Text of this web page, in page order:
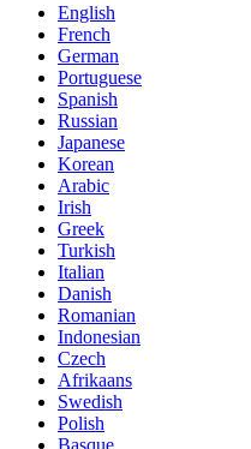
English
French
German
Portuguese
Spanish
Russian
Japanese
Korean
Arabic
Irish
Greek
Turkish
Italian
Danish
Romanian
Indonesian
Czech
Afrikaans
Swedish
Polish
Basque